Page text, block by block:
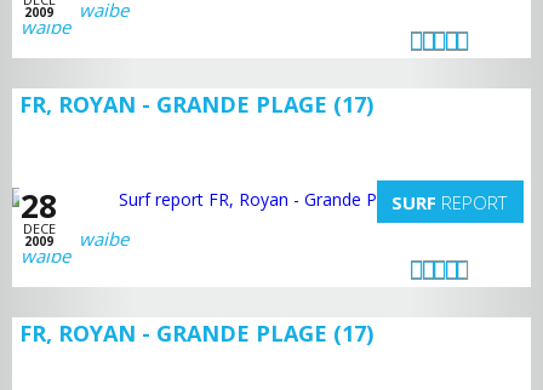
2009
waibe
FR, ROYAN - GRANDE PLAGE (17)
28
DECE
2009
SURF REPORT
waibe
FR, ROYAN - GRANDE PLAGE (17)